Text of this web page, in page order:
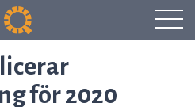
för 2020